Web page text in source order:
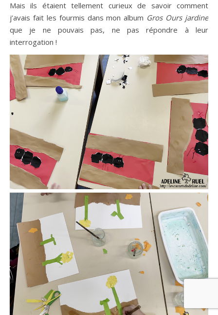
Mais ils étaient tellement curieux de savoir comment
j’avais fait les fourmis dans mon album Gros Ours jardine
que je ne pouvais pas, ne pas répondre à leur
interrogation !